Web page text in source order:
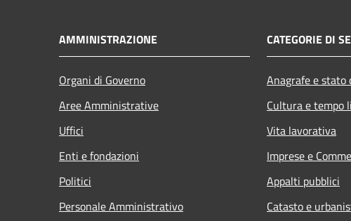
AMMINISTRAZIONE
Organi di Governo
Aree Amministrative
Uffici
Enti e fondazioni
Politici
Personale Amministrativo
CATEGORIE DI
Anagrafe e stato
Cultura e tempo
Vita lavorativa
Imprese e
Appalti pubblici
Catasto e